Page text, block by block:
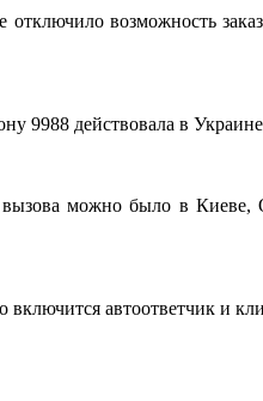
отключило возможность
9988 действовала в
можно было в Киеве,
автоответчик и